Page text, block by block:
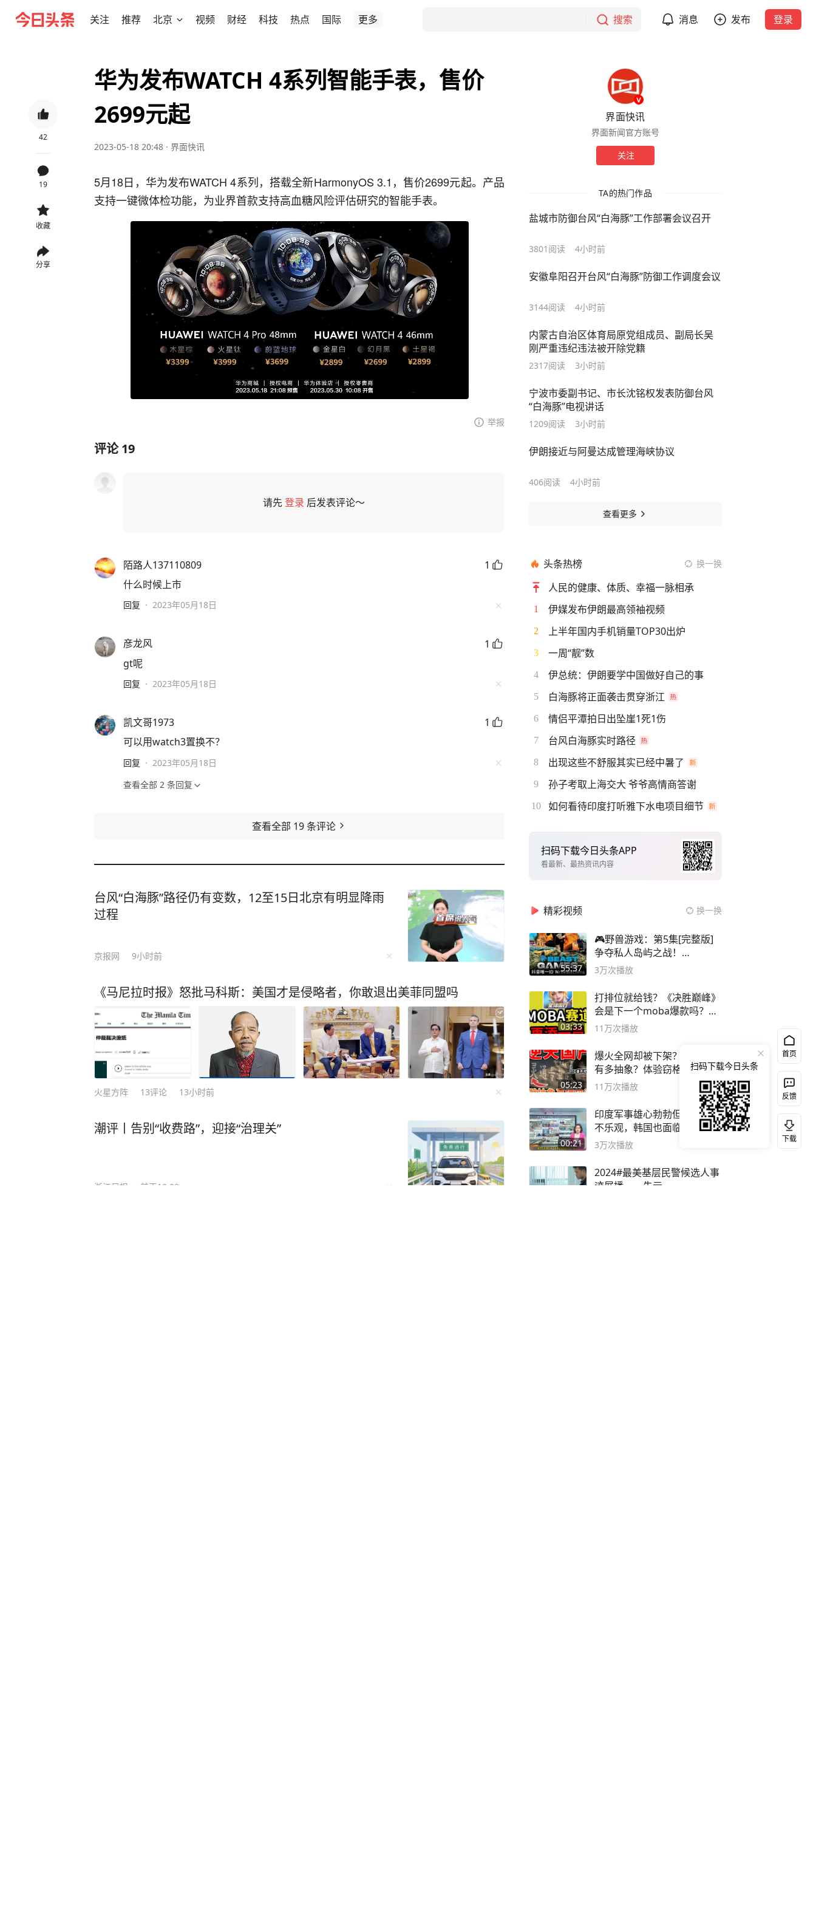
关注 推荐 北京 视频 财经 科技 热点 国际 更多 搜索 消息 发布 登录
42
19
收藏
分享
华为发布WATCH 4系列智能手表，售价
2699元起
2023-05-18 20:48 · 界面快讯
5月18日，华为发布WATCH 4系列，搭载全新HarmonyOS 3.1，售价2699元起。产品
支持一键微体检功能，为业界首款支持高血糖风险评估研究的智能手表。
举报
评论19
请先登录 后发表评论～
陌路人137110809
1
什么时候上市
回复 · 2023年05月18日
彦龙风
1
gt呢
回复 · 2023年05月18日
凯文哥1973
1
可以用watch3置换不？
回复 · 2023年05月18日
查看全部 2 条回复
查看全部 19条评论
台风“白海豚”路径仍有变数，12至15日北京有明显降雨
过程
京报网 9小时前
《马尼拉时报》怒批马科斯：美国才是侵略者，你敢退出美菲同盟吗
火星方阵 13评论 13小时前
潮评丨告别“收费路”，迎接“治理关”
浙江日报 前天10:02
界面快讯
界面新闻官方账号
关注
TA的热门作品
盐城市防御台风“白海豚”工作部署会议召开
3801 阅读 4小时前
安徽阜阳召开台风“白海豚”防御工作调度会议
3144阅读 4小时前
内蒙古自治区体育局原党组成员、副局长吴
刚严重违纪违法被开除党籍
2317阅读 3小时前
宁波市委副书记、市长沈铭权发表防御台风
“白海豚”电视讲话
1209阅读 3小时前
伊朗接近与阿曼达成管理海峡协议
406阅读 4小时前
查看更多
头条热榜 换一换
人民的健康、体质、幸福一脉相承
1 伊媒发布伊朗最高领袖视频
2 上半年国内手机销量TOP30出炉
3 一周“靓”数
4 伊总统：伊朗要学中国做好自己的事
5 白海豚将正面袭击贯穿浙江
6 情侣平潭拍日出坠崖1死1伤
7 台风白海豚实时路径
8 出现这些不舒服其实已经中暑了
9 孙子考取上海交大 爷爷高情商答谢
10 如何看待印度打听雅下水电项目细节
扫码下载今日头条APP
看最新、最热资讯内容
精彩视频 换一换
55:37
🎮野兽游戏：第5集[完整版]
争夺私人岛屿之战！
#MrBeastChina
3万次播放
03:33
打排位就给钱？《决胜巅峰》
会是下一个moba爆款吗？#
决胜巅峰
11万次播放
05:23
爆火全网却被下架？国产独游
有多抽象？体验窃格瓦拉模拟
器！
11万次播放
00:21
印度军事雄心勃勃但经济前景
不乐观，韩国也面临经济衰退
风险
3万次播放
2024#最美基层民警候选人事
迹展播——朱元
首页
反馈
下载
扫码下载今日头条